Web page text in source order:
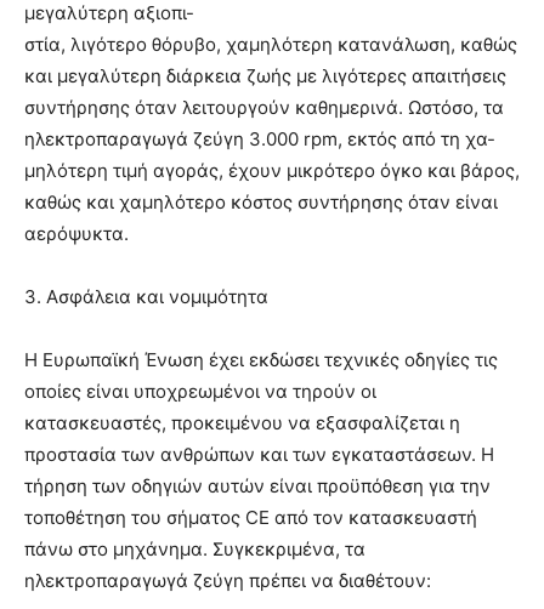
μεγαλύτερη αξιοπι-
στία, λιγότερο θόρυβο, χαμηλότερη κατανάλωση, καθώς
και μεγαλύτερη διάρκεια ζωής με λιγότερες απαιτήσεις
συντήρησης όταν λειτουργούν καθημερινά. Ωστόσο, τα
ηλεκτροπαραγωγά ζεύγη 3.000 rpm, εκτός από τη χα-
μηλότερη τιμή αγοράς, έχουν μικρότερο όγκο και βάρος,
καθώς και χαμηλότερο κόστος συντήρησης όταν είναι
αερόψυκτα.
3. Ασφάλεια και νομιμότητα
Η Ευρωπαϊκή Ένωση έχει εκδώσει τεχνικές οδηγίες τις
οποίες είναι υποχρεωμένοι να τηρούν οι
κατασκευαστές, προκειμένου να εξασφαλίζεται η
προστασία των ανθρώπων και των εγκαταστάσεων. Η
τήρηση των οδηγιών αυτών είναι προϋπόθεση για την
τοποθέτηση του σήματος CE από τον κατασκευαστή
πάνω στο μηχάνημα. Συγκεκριμένα, τα
ηλεκτροπαραγωγά ζεύγη πρέπει να διαθέτουν: